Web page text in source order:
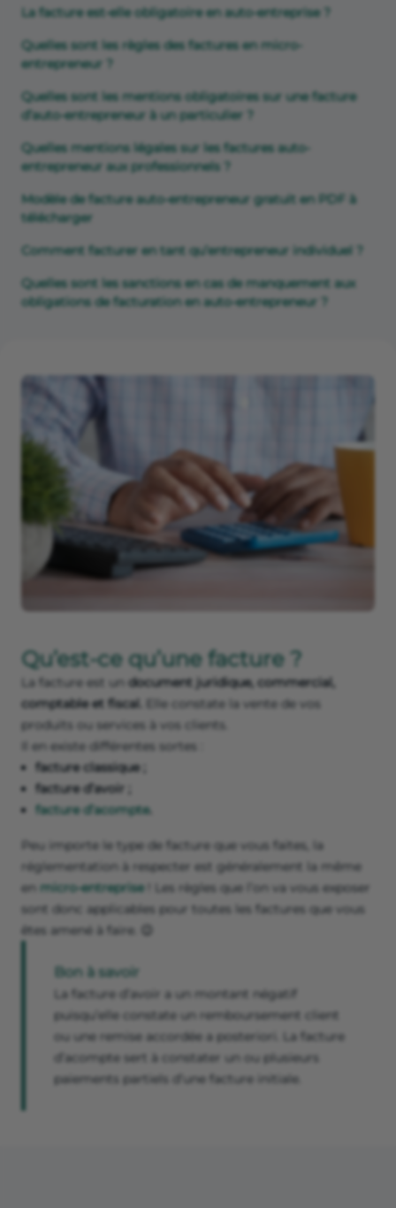
La facture est-elle obligatoire en auto-entreprise ?
Quelles sont les règles des factures en micro-
entrepreneur ?
Quelles sont les mentions obligatoires sur une facture
d’auto-entrepreneur à un particulier ?
Quelles mentions légales sur les factures auto-
entrepreneur aux professionnels ?
Modèle de facture auto-entrepreneur gratuit en PDF à
télécharger
Comment facturer en tant qu’entrepreneur individuel ?
Quelles sont les sanctions en cas de manquement aux
obligations de facturation en auto-entrepreneur ?
Qu’est-ce qu’une facture ?
La facture est un document juridique, commercial,
comptable et fiscal.
Elle constate la vente de vos
produits ou services à vos clients.
Il en existe différentes sortes :
facture classique ;
facture d’avoir ;
facture d’acompte.
Peu importe le type de facture que vous faites, la
réglementation à respecter est généralement la même
en micro-entreprise! Les règles que l’on va vous exposer
sont donc applicables pour toutes les factures que vous
êtes amené à faire. 😉
Bon à savoir
La facture d’avoir a un montant négatif
puisqu’elle constate un remboursement client
ou une remise accordée a posteriori. La facture
d’acompte sert à constater un ou plusieurs
paiements partiels d’une facture initiale.